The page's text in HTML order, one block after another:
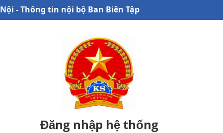
- Thông tin nội bộ Ban Biên Tập
Đăng nhập hệ thống